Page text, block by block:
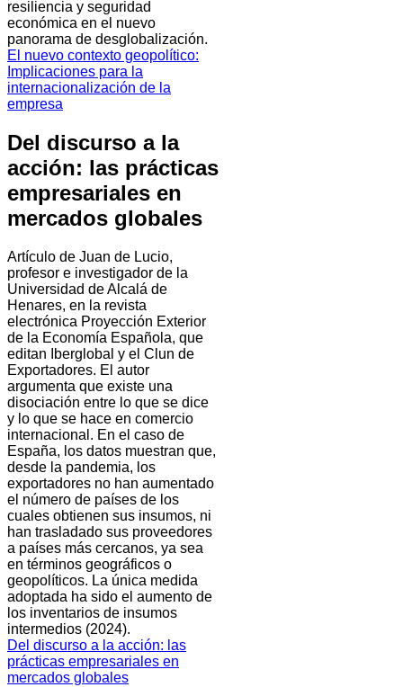
resiliencia y seguridad
económica en el nuevo
panorama de desglobalización.
El nuevo contexto geopolítico:
Implicaciones para la
internacionalización de la
empresa
Del discurso a la
acción: las prácticas
empresariales en
mercados globales
Artículo de Juan de Lucio,
profesor e investigador de la
Universidad de Alcalá de
Henares, en la revista
electrónica Proyección Exterior
de la Economía Española, que
editan Iberglobal y el Clun de
Exportadores. El autor
argumenta que existe una
disociación entre lo que se dice
y lo que se hace en comercio
internacional. En el caso de
España, los datos muestran que,
desde la pandemia, los
exportadores no han aumentado
el número de países de los
cuales obtienen sus insumos, ni
han trasladado sus proveedores
a países más cercanos, ya sea
en términos geográficos o
geopolíticos. La única medida
adoptada ha sido el aumento de
los inventarios de insumos
intermedios (2024).
Del discurso a la acción: las
prácticas empresariales en
mercados globales